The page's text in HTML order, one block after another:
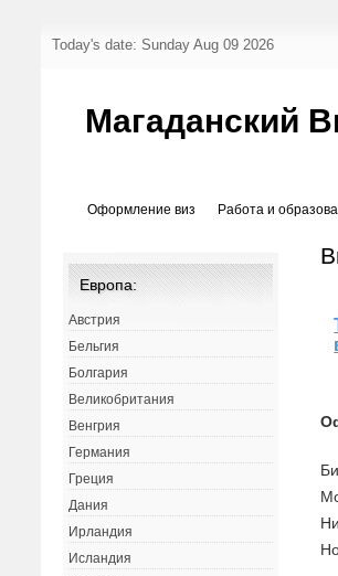
Today's date: Sunday Aug 09 2026
Магаданский
Оформление виз Работа и
Европа:
Австрия
Бельгия
Болгария
Великобритания
Венгрия
Германия
Греция
Дания
Ирландия
Исландия